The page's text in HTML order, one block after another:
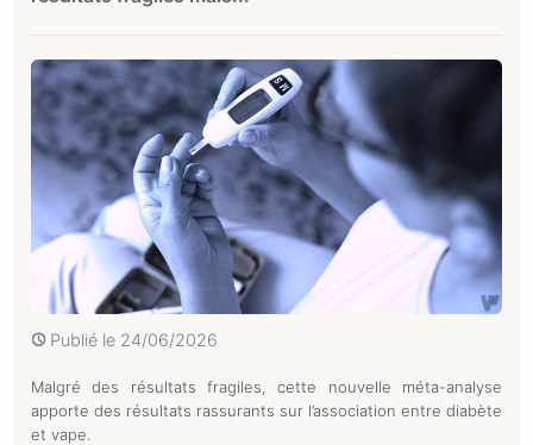
Publié le 24/06/2026
Malgré des résultats fragiles, cette nouvelle méta-analyse
apporte des résultats rassurants sur l’association entre diabète
et vape.